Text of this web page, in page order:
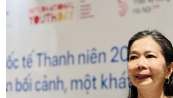
trình khoa học và công nghệ quốc
tế-xã hội khu vực phía Nam.